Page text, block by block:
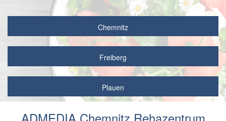
Chemnitz
Freiberg
Plauen